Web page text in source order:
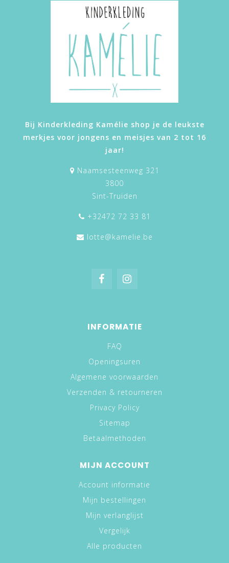
Bij Kinderkleding Kamélie shop je de leukste
merkjes voor jongens en meisjes van 2 tot 16
jaar!
Naamsesteenweg 321
3800
Sint-Truiden
+32472 72 33 81
lotte@kamelie.be
INFORMATIE
FAQ
Openingsuren
Algemene voorwaarden
Verzenden & retourneren
Privacy Policy
Sitemap
Betaalmethoden
MIJN ACCOUNT
Account informatie
Mijn bestellingen
Mijn verlanglijst
Vergelijk
Alle producten